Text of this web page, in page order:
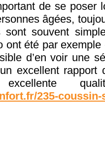
de se poser
âgées,
sont souvent
ont été par
d’en voir une
excellent
excellente
235-coussin-